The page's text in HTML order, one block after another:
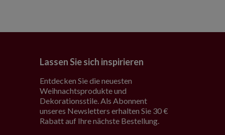
Lassen Sie sich inspirieren
Entdecken Sie die neuesten
Weihnachtsprodukte und
Dekorationsstile. Als Abonnent
unseres Newsletters erhalten Sie 30 €
Rabatt auf Ihre nächste Bestellung.